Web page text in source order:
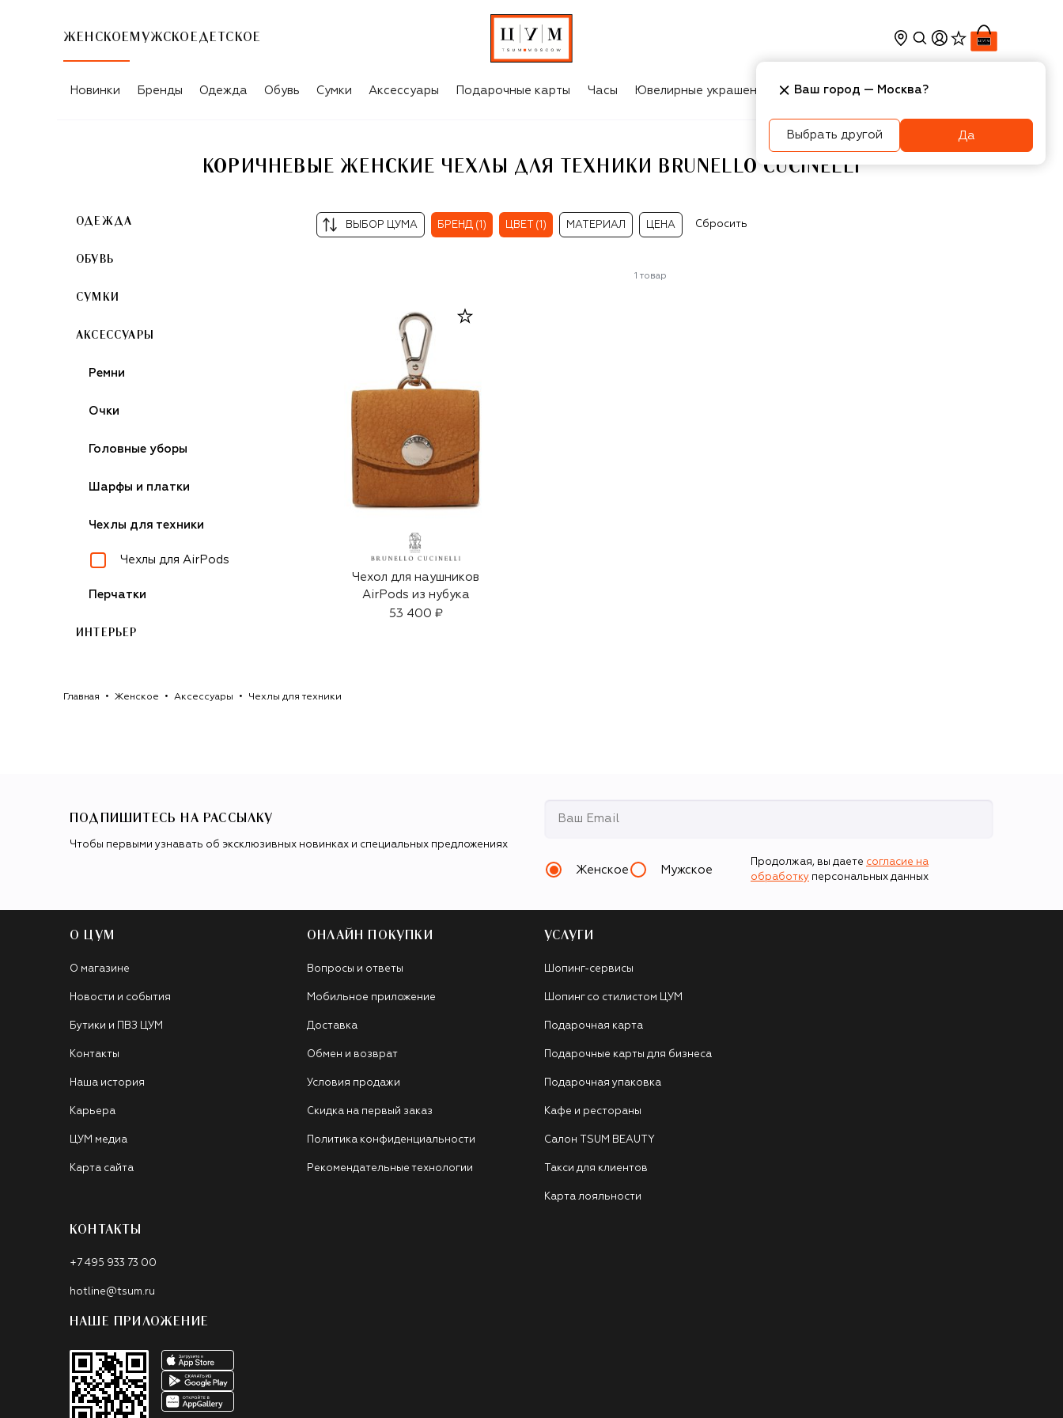
ЖЕНСКОЕ МУЖСКОЕ ДЕТСКОЕ
КОРИЧНЕВЫЕ ЖЕНСКИЕ ЧЕХЛЫ ДЛЯ ТЕХНИКИ BRUNELLO CUCINELLI
Новинки Бренды Одежда Обувь Сумки Аксессуары Подарочные карты Часы Ювелирные украшения Косметика Интерьер
КОРИЧНЕВЫЕ ЖЕНСКИЕ ЧЕХЛЫ ДЛЯ ТЕХНИКИ BRUNELLO CUCINELLI
ОДЕЖДА
ОБУВЬ
СУМКИ
АКСЕССУАРЫ
Ремни
Очки
Головные уборы
Шарфы и платки
Чехлы для техники
Чехлы для AirPods
Перчатки
ИНТЕРЬЕР
ВЫБОР ЦУМА БРЕНД (1) ЦВЕТ (1) МАТЕРИАЛ ЦЕНА Сбросить
1 товар
Чехол для наушников
AirPods из нубука
53 400 ₽
Главная Женское Аксессуары Чехлы для техники
ПОДПИШИТЕСЬ НА РАССЫЛКУ
Чтобы первыми узнавать об эксклюзивных новинках и специальных предложениях
Женское Мужское
Продолжая, вы даете согласие на
обработку персональных данных
О ЦУМ
О магазине
Новости и события
Бутики и ПВЗ ЦУМ
Контакты
Наша история
Карьера
ЦУМ медиа
Карта сайта
ОНЛАЙН ПОКУПКИ
Вопросы и ответы
Мобильное приложение
Доставка
Обмен и возврат
Условия продажи
Скидка на первый заказ
Политика конфиденциальности
Рекомендательные технологии
УСЛУГИ
Шопинг-сервисы
Шопинг со стилистом ЦУМ
Подарочная карта
Подарочные карты для бизнеса
Подарочная упаковка
Кафе и рестораны
Салон TSUM BEAUTY
Такси для клиентов
Карта лояльности
КОНТАКТЫ
+7 495 933 73 00
hotline@tsum.ru
НАШЕ ПРИЛОЖЕНИЕ
Ваш город — Москва?
Выбрать другой Да